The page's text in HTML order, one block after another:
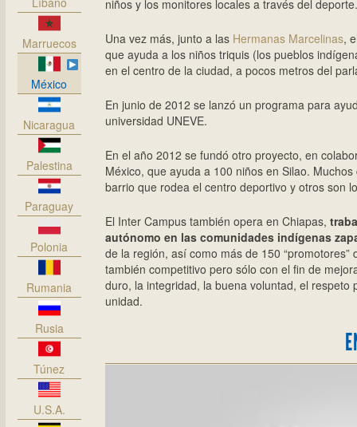
Marruecos
México
Nicaragua
Palestina
Paraguay
Polonia
Rumania
Rusia
Túnez
U.S.A.
niños y los monitores locales a través del deporte.
Una vez más, junto a las Hermanas Marcelinas,
que ayuda a los niños triquis (los pueblos
en el centro de la ciudad, a pocos metros del
En junio de 2012 se lanzó un programa para
universidad UNEVE.
En el año 2012 se fundó otro proyecto, en
México, que ayuda a 100 niños en Silao.
barrio que rodea el centro deportivo y otros son
El Inter Campus también opera en Chiapas,
autónomo en las comunidades indígenas
de la región, así como más de 150
también competitivo pero sólo con el fin de
duro, la integridad, la buena voluntad, el
unidad.